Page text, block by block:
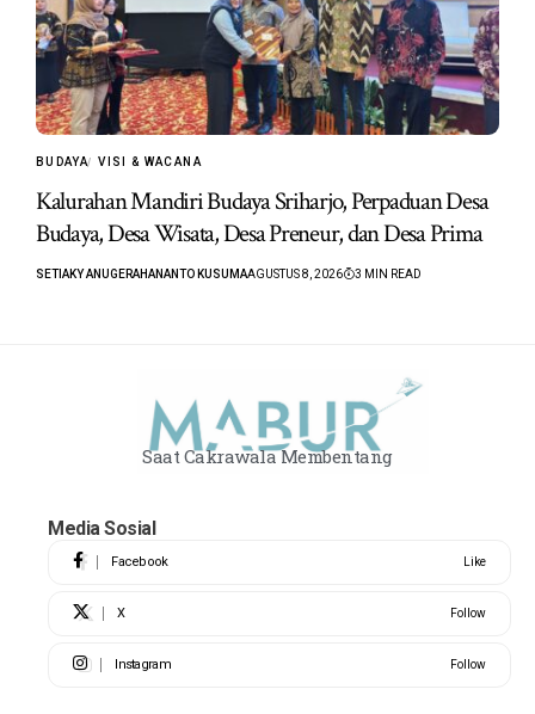
BUDAYA VISI & WACANA
Kalurahan Mandiri Budaya Sriharjo, Perpaduan Desa
Budaya, Desa Wisata, Desa Preneur, dan Desa Prima
SETIAKY ANUGERAHANANTO KUSUMAAGUSTUS 8, 2026 3 MIN READ
Saat Cakrawala Membentang
Media Sosial
Facebook Like
X Follow
Instagram Follow